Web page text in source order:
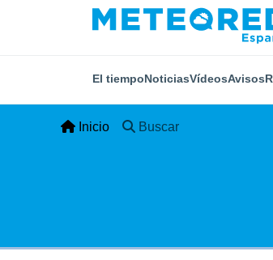
El tiempoNoticiasVídeosAvisos
Inicio Buscar